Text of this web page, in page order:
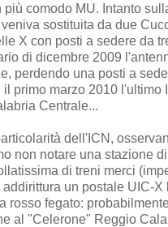
più comodo MU. Intanto
sostituita da due
X con posti a sedere da
di dicembre 2009
perdendo una posti a
il primo marzo 2010 l'ultimo
Centrale...
dell'ICN,
non notare una stazione
di treni merci
addirittura un postale UIC-
rosso fegato:
al "Celerone" Reggio